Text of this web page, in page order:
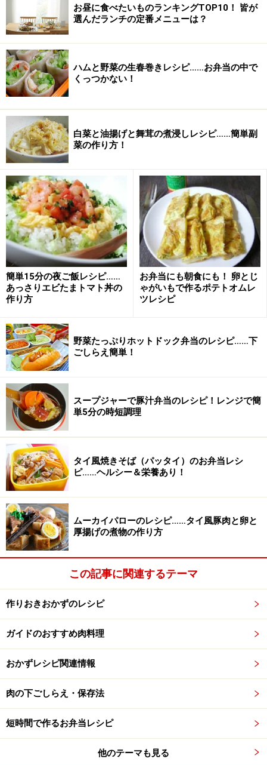
フライパンか鍋に水と酒（分量外：各100cc程度）、は
まぐりを加え、火にかけます。フタをして数分すると、
貝の口が開いてきます。開いたものから順に次々と鍋か
ら出します。
身のついていないほうの殻はもいで取ります。殻につい
ている身の上に、先ほど混ぜておいたガーリック入りマ
ーガリン少々を乗せ、オーブントースターで6～7分焼き
ます。お好みでレモンを添えます。
ポ イ ン ト
・貝の口が開いたら、うまみが逃げてしまう前にすぐ取
り出してください。このときに中までしっかりと火を通
す必要はありません。
・蒸し器のある方は、蒸して貝の口を開いてください。
よりうまみが逃げません。
・砂抜きの際の塩水やマーガリンの塩分があるので、特
別な味付けはいりません。レモン少々をしぼって熱々を
いただきましょう。
主菜は【二色の洋風手まり寿司】
サラダは【春野菜とエビのチーズドレッシングサラ
ダ】
デザートは【ピーチコブラー】
■材料別：ガイドのレシピ一覧
【ごはんもの】
／ 【お肉】
／
【おかずレシピ】メールマガジン、毎週水曜日に発行中
です。ぜひご購読を。
※記事内容は執筆時点のものです。最新の内容をご確認くださ
い。
※衛生面および保存状態に起因して食中毒や体調不良を引き起こ
す場合があります。必ず清潔な状態で、正しい方法で行い、なる
べく早めにお召し上がりください。また、持ち運びの際は保存方
お昼に食べたいものランキングTOP10！ 皆が
選んだランチの定番メニューは？
ハムと野菜の生春巻きレシピ……お弁当の中で
くっつかない！
白菜と油揚げと舞茸の煮浸しレシピ……簡単副
菜の作り方！
簡単15分の夜ご飯レシピ……
あっさりエビたまトマト丼の
作り方
お弁当にも朝食にも！ 卵とじ
ゃがいもで作るポテトオムレ
ツレシピ
野菜たっぷりホットドック弁当のレシピ……下
ごしらえ簡単！
スープジャーで豚汁弁当のレシピ！レンジで簡
単5分の時短調理
タイ風焼きそば（パッタイ）のお弁当レシ
ピ……ヘルシー＆栄養あり！
ムーカイパローのレシピ……タイ風豚肉と卵と
厚揚げの煮物の作り方
この記事に関連するテーマ
作りおきおかずのレシピ
ガイドのおすすめ肉料理
おかずレシピ関連情報
肉の下ごしらえ・保存法
短時間で作るお弁当レシピ
他のテーマも見る